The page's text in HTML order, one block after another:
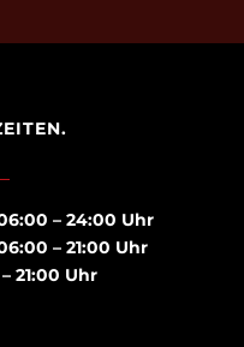
– 24:00 Uhr
– 21:00 Uhr
21:00 Uhr